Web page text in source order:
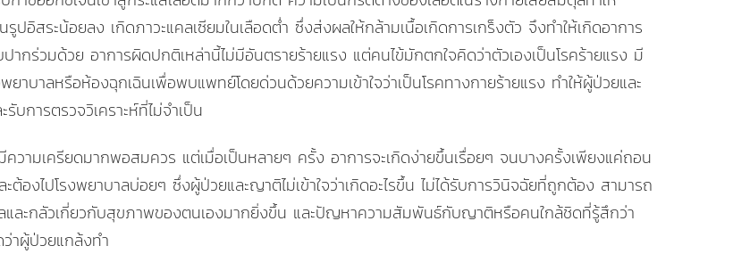
ปอิสระน้อยลง เกิดภาวะแคลเซียมในเลือดต่ำ ซึ่งส่งผลให้กล้ามเนื้อเกิดการเกร็งตัว จึงทำให้เกิดอาการ
ากร่วมด้วย อาการผิดปกติเหล่านี้ไม่มีอันตรายร้ายแรง แต่คนไข้มักตกใจคิดว่าตัวเองเป็นโรคร้ายแรง มี
าบาลหรือห้องฉุกเฉินเพื่อพบแพทย์โดยด่วนด้วยความเข้าใจว่าเป็นโรคทางกายร้ายแรง ทำให้ผู้ป่วยและ
บการตรวจวิเคราะห์ที่ไม่จำเป็น
วามเครียดมากพอสมควร แต่เมื่อเป็นหลายๆ ครั้ง อาการจะเกิดง่ายขึ้นเรื่อยๆ จนบางครั้งเพียงแค่ถอน
ต้องไปโรงพยาบาลบ่อยๆ ซึ่งผู้ป่วยและญาติไม่เข้าใจว่าเกิดอะไรขึ้น ไม่ได้รับการวินิจฉัยที่ถูกต้อง สามารถ
และกลัวเกี่ยวกับสุขภาพของตนเองมากยิ่งขึ้น และปัญหาความสัมพันธ์กับญาติหรือคนใกล้ชิดที่รู้สึกว่า
าผู้ป่วยแกล้งทำ